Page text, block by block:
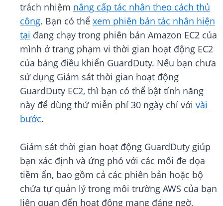
trách nhiệm nâng cấp tác nhân theo cách thủ
công. Bạn có thể xem phiên bản tác nhân hiện
tại đang chạy trong phiên bản Amazon EC2 của
mình ở trang phạm vi thời gian hoạt động EC2
của bảng điều khiển GuardDuty. Nếu bạn chưa
sử dụng Giám sát thời gian hoạt động
GuardDuty EC2, thì bạn có thể bật tính năng
này để dùng thử miễn phí 30 ngày chỉ với vài
bước.
Giám sát thời gian hoạt động GuardDuty giúp
bạn xác định và ứng phó với các mối đe dọa
tiềm ẩn, bao gồm cả các phiên bản hoặc bộ
chứa tự quản lý trong môi trường AWS của bạn
liên quan đến hoạt động mạng đáng ngờ,